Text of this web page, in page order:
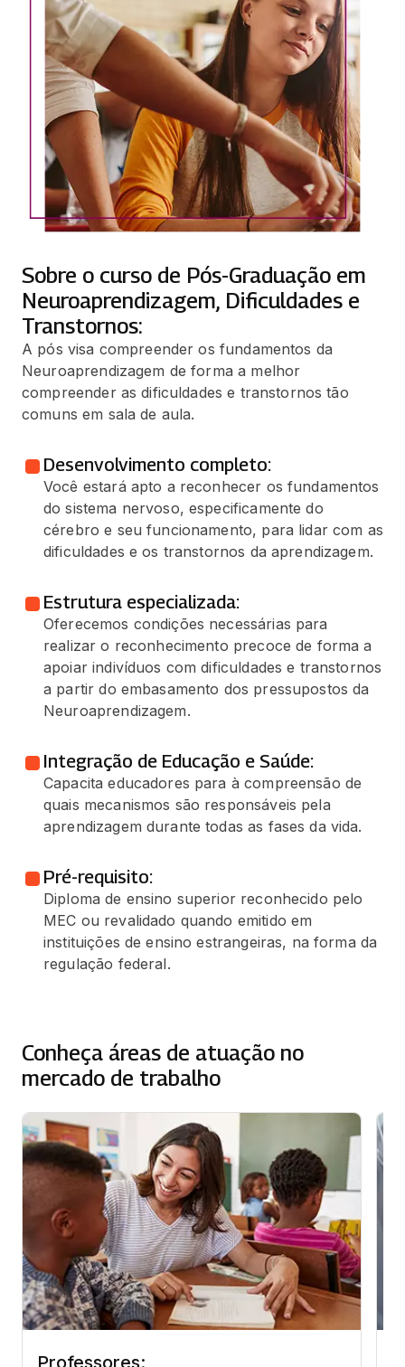
Sobre o curso de Pós-Graduação em
Neuroaprendizagem, Dificuldades e
Transtornos:
A pós visa compreender os fundamentos da
Neuroaprendizagem de forma a melhor
compreender as dificuldades e transtornos tão
comuns em sala de aula.
Desenvolvimento completo:
Você estará apto a reconhecer os fundamentos
do sistema nervoso, especificamente do
cérebro e seu funcionamento, para lidar com as
dificuldades e os transtornos da aprendizagem.
Estrutura especializada:
Oferecemos condições necessárias para
realizar o reconhecimento precoce de forma a
apoiar indivíduos com dificuldades e transtornos
a partir do embasamento dos pressupostos da
Neuroaprendizagem.
Integração de Educação e Saúde:
Capacita educadores para à compreensão de
quais mecanismos são responsáveis pela
aprendizagem durante todas as fases da vida.
Pré-requisito:
Diploma de ensino superior reconhecido pelo
MEC ou revalidado quando emitido em
instituições de ensino estrangeiras, na forma da
regulação federal.
Conheça áreas de atuação no
mercado de trabalho
Professores: